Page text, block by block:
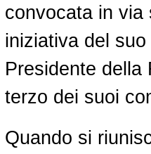
convocata in via
iniziativa del
Presidente della
terzo dei suoi
Quando si